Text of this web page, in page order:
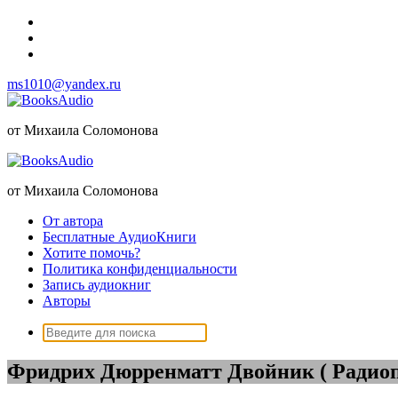
Перейти
содержимому
ms1010@yandex.ru
от Михаила Соломонова
от Михаила Соломонова
От автора
Бесплатные АудиоКниги
Хотите помочь?
Политика конфиденциальности
Запись аудиокниг
Авторы
Поиск:
Фридрих Дюрренматт Двойник (